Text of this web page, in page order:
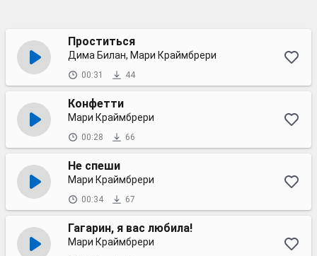
Проститься
Дима Билан, Мари Краймбрери
00:31 44
Конфетти
Мари Краймбрери
00:28 66
Не спеши
Мари Краймбрери
00:34 67
Гагарин, я вас любила!
Мари Краймбрери